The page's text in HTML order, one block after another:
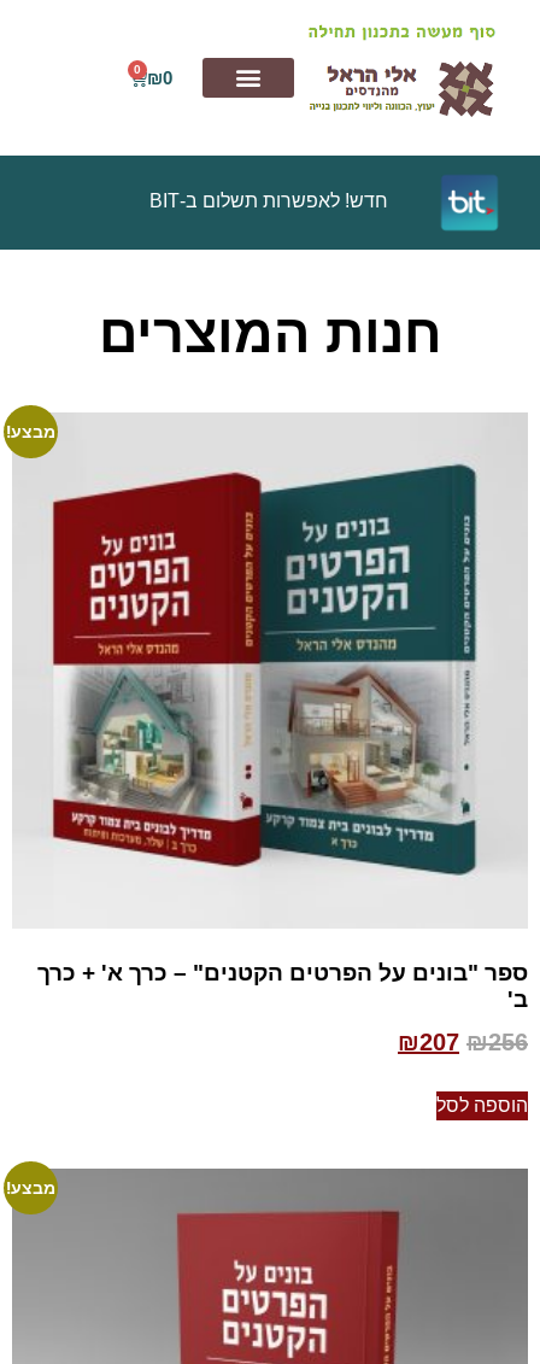
₪0
0
חדש! לאפשרות תשלום ב-BIT
חנות המוצרים
מבצע!
ספר "בונים על הפרטים הקטנים" – כרך א' + כרך
ב'
₪256
₪207
הוספה לסל
מבצע!